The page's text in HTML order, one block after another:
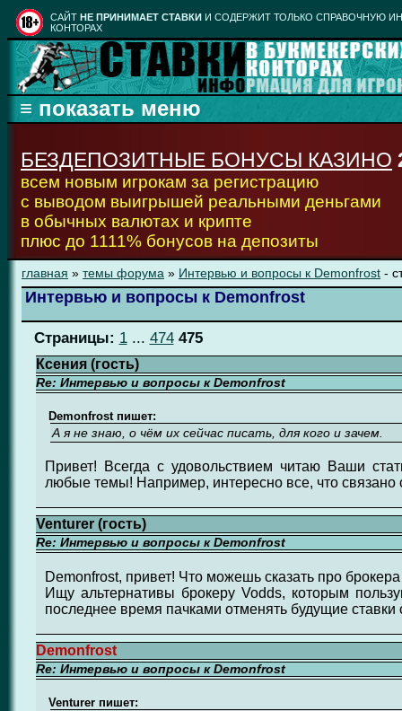
CАЙТ НЕ ПРИНИМАЕТ СТАВКИ И СОДЕРЖИТ ТОЛЬКО СПРАВОЧНУЮ
КОНТОРАХ
БЕЗДЕПОЗИТНЫЕ БОНУСЫ КАЗИНО
всем новым игрокам за регистрацию
с выводом выигрышей реальными деньгами
в обычных валютах и крипте
плюс до 1111% бонусов на депозиты
главная » темы форума » Интервью и вопросы к Demonfrost -
Интервью и вопросы к Demonfrost
Страницы: 1... 474 475
Ксения (гость)
Re: Интервью и вопросы к Demonfrost
Demonfrost пишет:
А я не знаю, о чём их сейчас писать, для кого и зачем.
Привет! Всегда с удовольствием читаю Ваши
любые темы! Например, интересно все, что связано
Venturer (гость)
Re: Интервью и вопросы к Demonfrost
Demonfrost, привет! Что можешь сказать про
Ищу альтернативы брокеру Vodds, которым
последнее время пачками отменять будущие
Demonfrost
Re: Интервью и вопросы к Demonfrost
Venturer пишет: